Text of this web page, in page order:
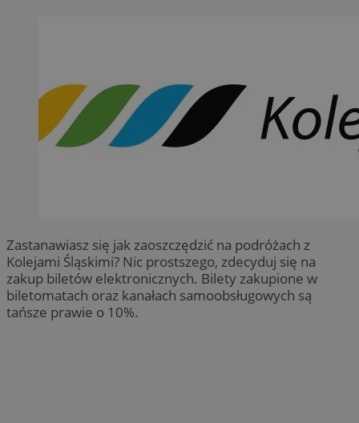
Zastanawiasz się jak zaoszczędzić na podróżach z
Kolejami Śląskimi? Nic prostszego, zdecyduj się na
zakup biletów elektronicznych. Bilety zakupione w
biletomatach oraz kanałach samoobsługowych są
tańsze prawie o 10%.